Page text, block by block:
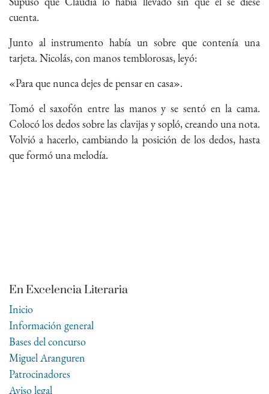
cuenta.
Junto al instrumento había un sobre que contenía una
tarjeta. Nicolás, con manos temblorosas, leyó:
«Para que nunca dejes de pensar en casa».
Tomó el saxofón entre las manos y se sentó en la cama.
Colocó los dedos sobre las clavijas y sopló, creando una nota.
Volvió a hacerlo, cambiando la posición de los dedos, hasta
que formó una melodía.
En Excelencia Literaria
Inicio
Información general
Bases del concurso
Miguel Aranguren
Patrocinadores
Aviso legal